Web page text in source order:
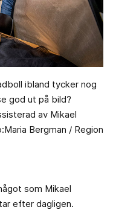
ibland tycker nog
god ut på bild?
av Mikael
Bergman / Region
som Mikael
efter dagligen.